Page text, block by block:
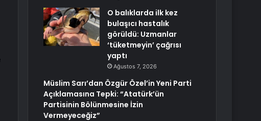
O balıklarda ilk kez
bulaşıcı hastalık
görüldü: Uzmanlar
‘tüketmeyin’ çağrısı
yaptı
Ağustos 7, 2026
Müslim Sarı’dan Özgür Özel’in Yeni Parti
Açıklamasına Tepki: “Atatürk’ün
Partisinin Bölünmesine İzin
Vermeyeceğiz”